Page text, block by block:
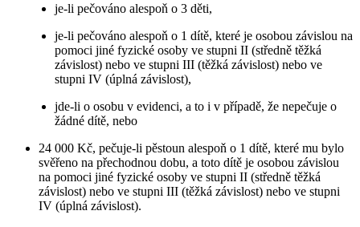
je-li pečováno alespoň o 3 děti,
je-li pečováno alespoň o 1 dítě, které je osobou závislou na
pomoci jiné fyzické osoby ve stupni II (středně těžká
závislost) nebo ve stupni III (těžká závislost) nebo ve
stupni IV (úplná závislost),
jde-li o osobu v evidenci, a to i v případě, že nepečuje o
žádné dítě, nebo
24 000 Kč, pečuje-li pěstoun alespoň o 1 dítě, které mu bylo
svěřeno na přechodnou dobu, a toto dítě je osobou závislou
na pomoci jiné fyzické osoby ve stupni II (středně těžká
závislost) nebo ve stupni III (těžká závislost) nebo ve stupni
IV (úplná závislost).